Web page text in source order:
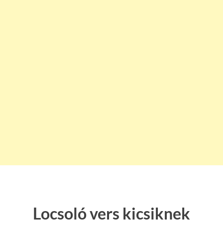
Locsoló vers kicsiknek